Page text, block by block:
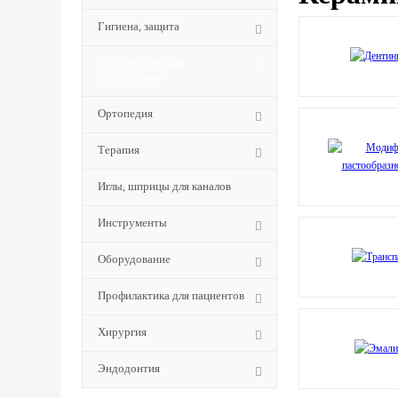
Гигиена, защита
Ортопедия
Терапия
Иглы, шприцы для каналов
Инструменты
Оборудование
Профилактика для пациентов
Хирургия
Эндодонтия